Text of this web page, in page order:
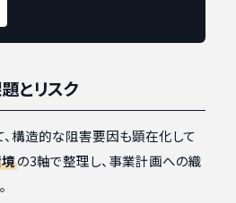
とリスク
構造的な阻害要因も顕在化して
境の3軸で整理し、事業計画への織